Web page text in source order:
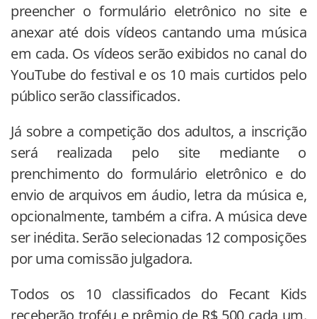
preencher o formulário eletrônico no site e
anexar até dois vídeos cantando uma música
em cada. Os vídeos serão exibidos no canal do
YouTube do festival e os 10 mais curtidos pelo
público serão classificados.
Já sobre a competição dos adultos, a inscrição
será realizada pelo site mediante o
prenchimento do formulário eletrônico e do
envio de arquivos em áudio, letra da música e,
opcionalmente, também a cifra. A música deve
ser inédita. Serão selecionadas 12 composições
por uma comissão julgadora.
Todos os 10 classificados do Fecant Kids
receberão troféu e prêmio de R$ 500 cada um.